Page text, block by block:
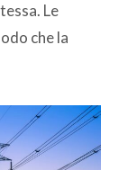
Le
che la